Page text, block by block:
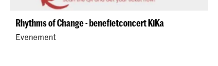
Rhythms of Change - benefietconcert KiKa
Evenement